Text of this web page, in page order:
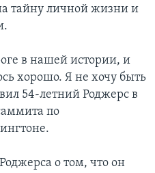
тайну личной жизни и
в нашей истории, и
хорошо. Я не хочу быть
54-летний Роджерс в
по
о том, что он